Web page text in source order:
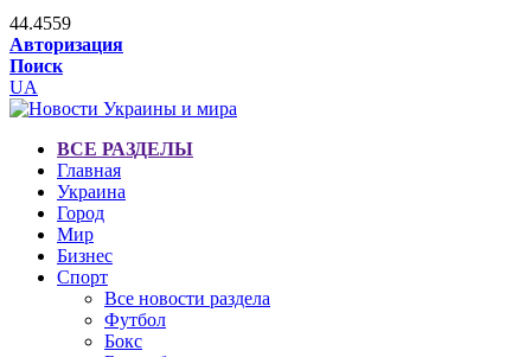
44.4559
Авторизация
Поиск
UA
ВСЕ РАЗДЕЛЫ
Главная
Украина
Город
Мир
Бизнес
Спорт
Все новости раздела
Футбол
Бокс